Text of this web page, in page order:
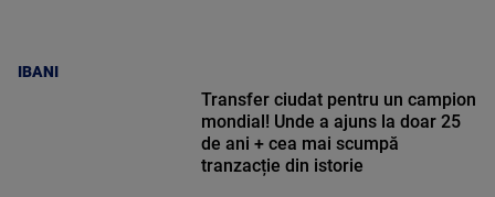
IBANI
Transfer ciudat pentru un campion
mondial! Unde a ajuns la doar 25
de ani + cea mai scumpă
tranzacție din istorie